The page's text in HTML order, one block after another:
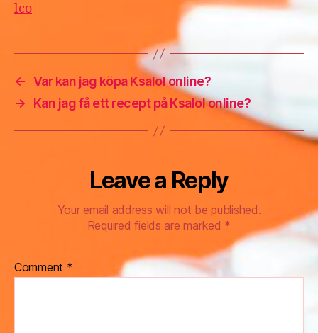
lco
← Var kan jag köpa Ksalol online?
→
Kan jag få ett recept på Ksalol online?
Leave a Reply
Your email address will not be published.
Required fields are marked *
Comment *